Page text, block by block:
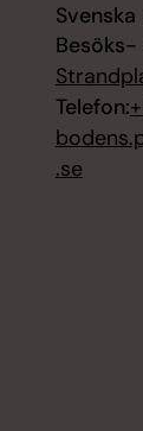
Telefon:
.se